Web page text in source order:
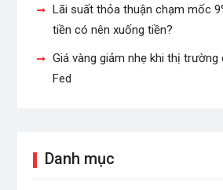
Lãi suất thỏa thuận chạm mốc
tiền có nên xuống tiền?
Giá vàng giảm nhẹ khi thị trường
Fed
Danh mục